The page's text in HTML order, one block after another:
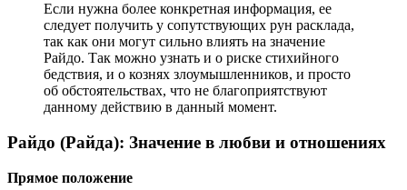
Если нужна более конкретная информация, ее
следует получить у сопутствующих рун расклада,
так как они могут сильно влиять на значение
Райдо. Так можно узнать и о риске стихийного
бедствия, и о кознях злоумышленников, и просто
об обстоятельствах, что не благоприятствуют
данному действию в данный момент.
Райдо (Райда): Значение в любви и отношениях
Прямое положение